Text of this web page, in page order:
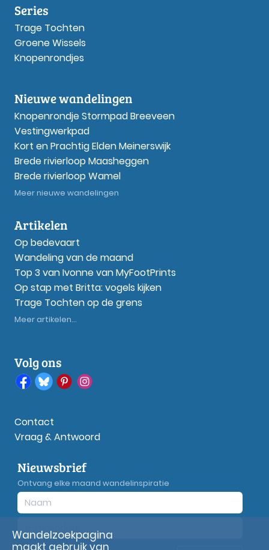
Series
Trage Tochten
Groene Wissels
Knopenrondjes
Nieuwe wandelingen
Knopenrondje Stormpad Breeveen
Vestingwerkpad
Kort en Prachtig Elden Meinerswijk
Brede rivierloop Maasheggen
Brede rivierloop Wamel
Meer nieuwe wandelingen
Artikelen
Op bedevaart
Wandeling van de maand
Top 3 van Ivonne van MyFootPrints
Op stap met Britta: vogels kijken
Trage Tochten op de grens
Meer artikelen...
Volg ons
Contact
Vraag & Antwoord
Nieuwsbrief
Ontvang elke maand wandelinspiratie
Wandelzoekpagina
maakt gebruik van